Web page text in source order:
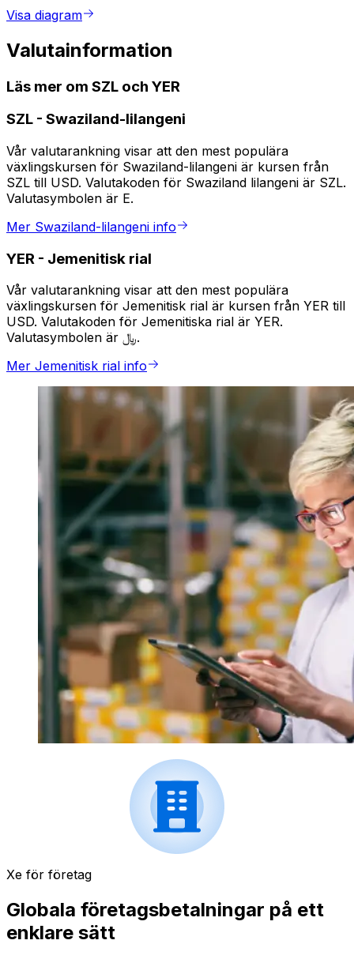
Visa diagram
Valutainformation
Läs mer om SZL och YER
SZL - Swaziland-lilangeni
Vår valutarankning visar att den mest populära
växlingskursen för Swaziland-lilangeni är kursen från
SZL till USD. Valutakoden för Swaziland lilangeni är SZL.
Valutasymbolen är E.
Mer Swaziland-lilangeni info
YER - Jemenitisk rial
Vår valutarankning visar att den mest populära
växlingskursen för Jemenitisk rial är kursen från YER till
USD. Valutakoden för Jemenitiska rial är YER.
Valutasymbolen är ﷼.
Mer Jemenitisk rial info
Xe för företag
Globala företagsbetalningar på ett
enklare sätt